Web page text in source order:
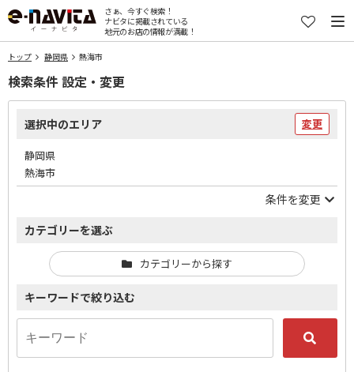
さぁ、今すぐ検索！
ナビタに掲載されている
地元のお店の情報が満載！
トップ 静岡県 熱海市
検索条件 設定・変更
選択中のエリア 変更
静岡県
熱海市
条件を変更
カテゴリーを選ぶ
カテゴリーから探す
キーワードで絞り込む